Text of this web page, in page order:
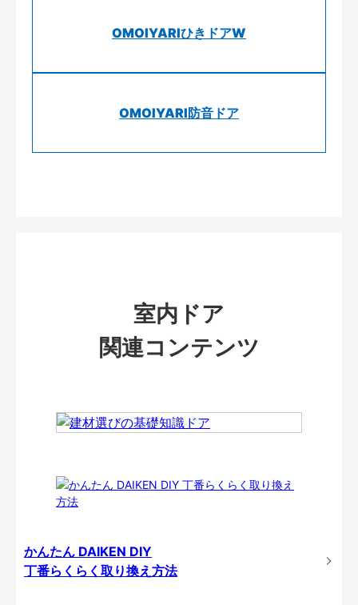
OMOIYARIひきドアW
OMOIYARI防音ドア
室内ドア
関連コンテンツ
かんたん DAIKEN DIY
丁番らくらく取り換え方法